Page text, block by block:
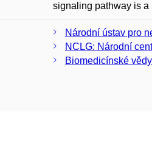
signaling pathway is a
Národní ústav pro
NCLG: Národní
Biomedicínské